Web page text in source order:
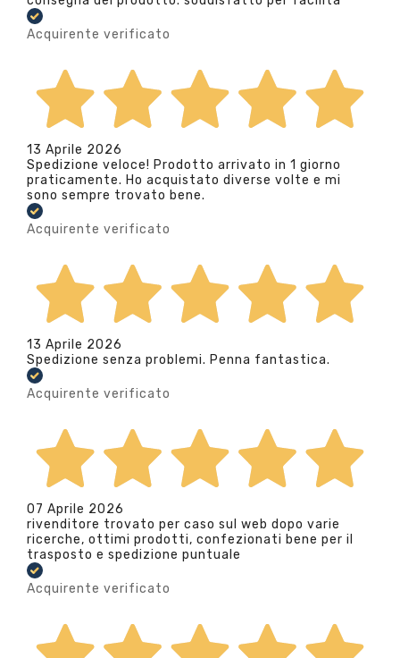
Acquirente verificato
13 Aprile 2026
Spedizione veloce! Prodotto arrivato in 1 giorno
praticamente. Ho acquistato diverse volte e mi
sono sempre trovato bene.
Acquirente verificato
13 Aprile 2026
Spedizione senza problemi. Penna fantastica.
Acquirente verificato
07 Aprile 2026
rivenditore trovato per caso sul web dopo varie
ricerche, ottimi prodotti, confezionati bene per il
trasposto e spedizione puntuale
Acquirente verificato